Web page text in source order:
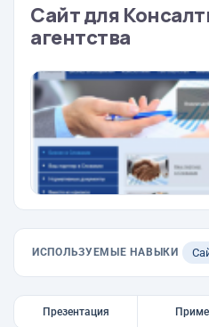
Сайт для
агентства
ИСПОЛЬЗУЕМЫЕ НАВЫКИ
Презентация